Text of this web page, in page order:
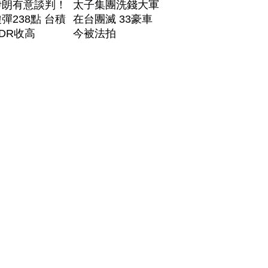
有意談判！
238點 台積
收高
太子集團洗錢大軍
在台團滅 33豪車
今被法拍